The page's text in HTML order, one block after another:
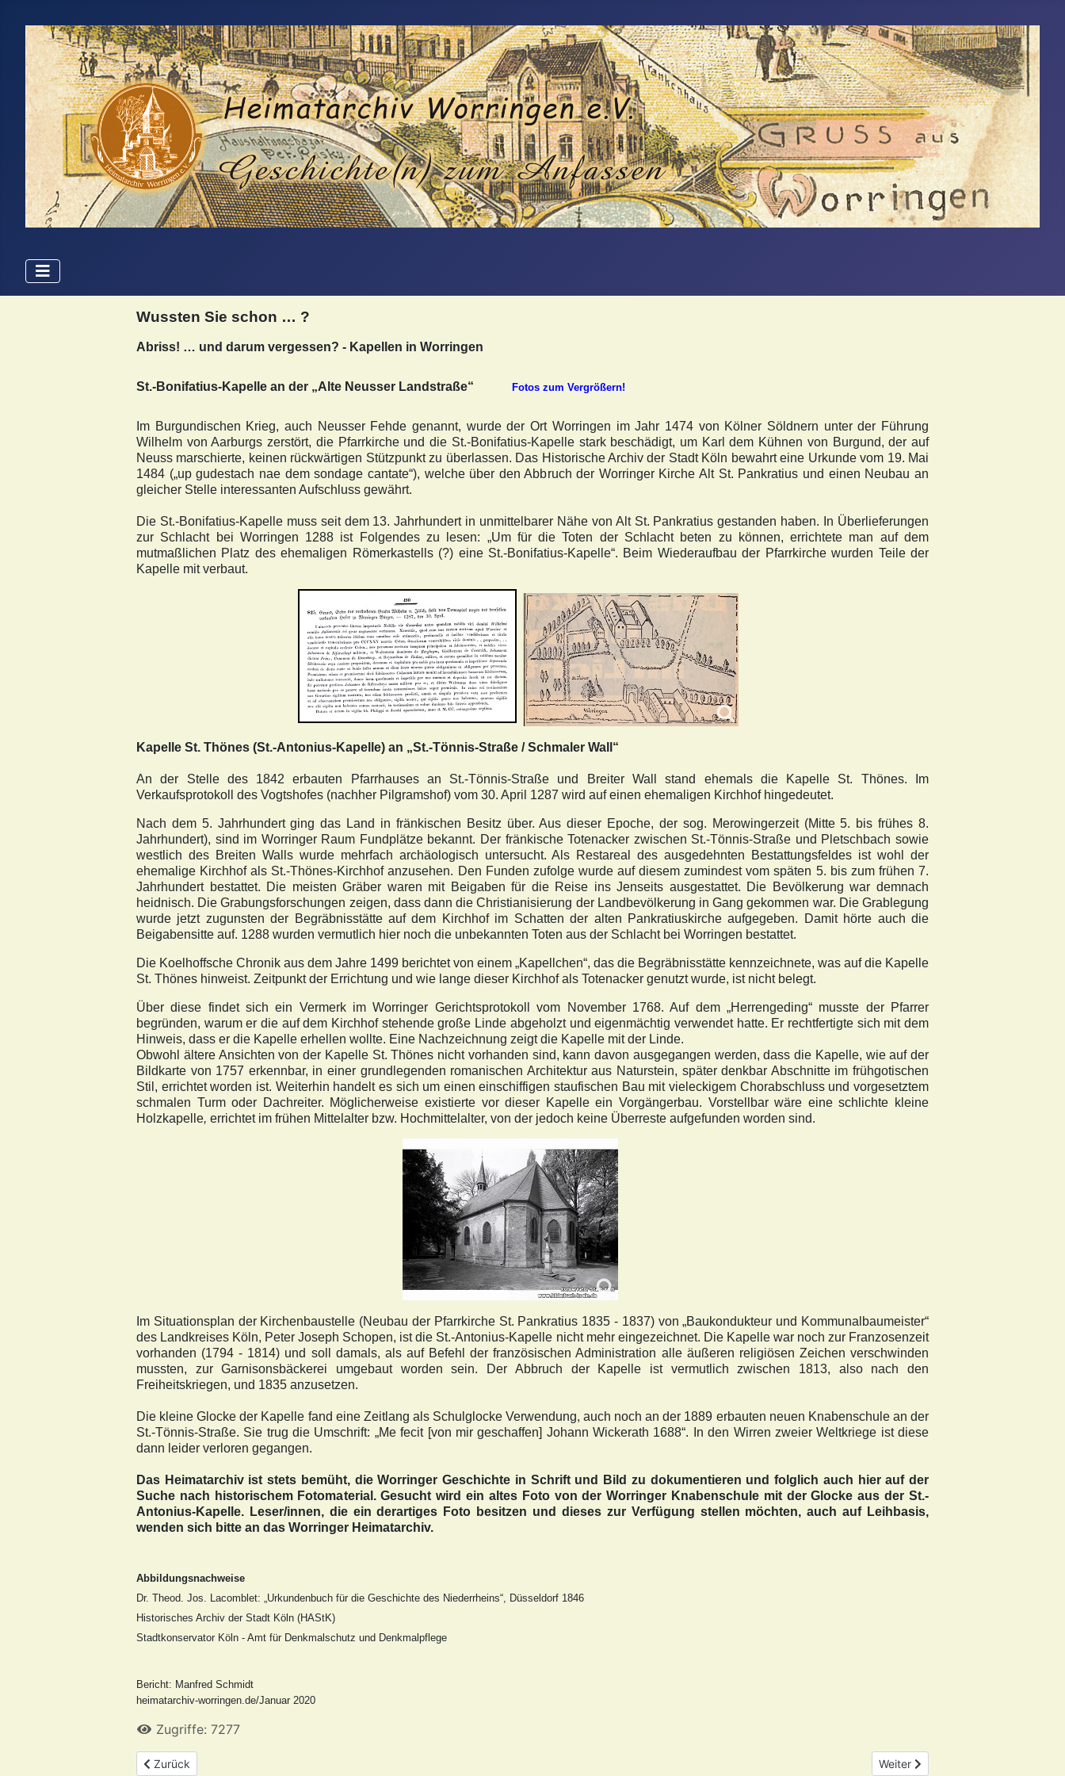
Wussten Sie schon … ?
Abriss! … und darum vergessen? - Kapellen in Worringen
St.-Bonifatius-Kapelle an der „Alte Neusser Landstraße“ Fotos zum Vergrößern!
Im Burgundischen Krieg, auch Neusser Fehde genannt, wurde der Ort Worringen im Jahr 1474 von Kölner Söldnern unter der Führung
Wilhelm von Aarburgs zerstört, die Pfarrkirche und die St.-Bonifatius-Kapelle stark beschädigt, um Karl dem Kühnen von Burgund, der auf
Neuss marschierte, keinen rückwärtigen Stützpunkt zu überlassen. Das Historische Archiv der Stadt Köln bewahrt eine Urkunde vom 19. Mai
1484 („up gudestach nae dem sondage cantate“), welche über den Abbruch der Worringer Kirche Alt St. Pankratius und einen Neubau an
gleicher Stelle interessanten Aufschluss gewährt.
Die St.-Bonifatius-Kapelle muss seit dem 13. Jahrhundert in unmittelbarer Nähe von Alt St. Pankratius gestanden haben. In Überlieferungen
zur Schlacht bei Worringen 1288 ist Folgendes zu lesen: „Um für die Toten der Schlacht beten zu können, errichtete man auf dem
mutmaßlichen Platz des ehemaligen Römerkastells (?) eine St.-Bonifatius-Kapelle“. Beim Wiederaufbau der Pfarrkirche wurden Teile der
Kapelle mit verbaut.
Kapelle St. Thönes (St.-Antonius-Kapelle) an „St.-Tönnis-Straße / Schmaler Wall“
An der Stelle des 1842 erbauten Pfarrhauses an St.-Tönnis-Straße und Breiter Wall stand ehemals die Kapelle St. Thönes. Im
Verkaufsprotokoll des Vogtshofes (nachher Pilgramshof) vom 30. April 1287 wird auf einen ehemaligen Kirchhof hingedeutet.
Nach dem 5. Jahrhundert ging das Land in fränkischen Besitz über. Aus dieser Epoche, der sog. Merowingerzeit (Mitte 5. bis frühes 8.
Jahrhundert), sind im Worringer Raum Fundplätze bekannt. Der fränkische Totenacker zwischen St.-Tönnis-Straße und Pletschbach sowie
westlich des Breiten Walls wurde mehrfach archäologisch untersucht.Als Restareal des ausgedehnten Bestattungsfeldes ist wohl der
ehemalige Kirchhof als St.-Thönes-Kirchhof anzusehen. Den Funden zufolge wurde auf diesem zumindest vom späten 5. bis zum frühen 7.
Jahrhundert bestattet. Die meisten Gräber waren mit Beigaben für die Reise ins Jenseits ausgestattet. Die Bevölkerung war demnach
heidnisch. Die Grabungsforschungen zeigen, dass dann die Christianisierung der Landbevölkerung in Gang gekommen war. Die Grablegung
wurde jetzt zugunsten der Begräbnisstätte auf dem Kirchhof im Schatten der alten Pankratiuskirche aufgegeben. Damit hörte auch die
Beigabensitte auf. 1288 wurden vermutlich hier noch die unbekannten Toten aus der Schlacht bei Worringen bestattet.
Die Koelhoffsche Chronik aus dem Jahre 1499 berichtet von einem „Kapellchen“, das die Begräbnisstätte kennzeichnete, was auf die Kapelle
St. Thönes hinweist. Zeitpunkt der Errichtung und wie lange dieser Kirchhof als Totenacker genutzt wurde, ist nicht belegt.
Über diese findet sich ein Vermerk im Worringer Gerichtsprotokoll vom November 1768. Auf dem „Herrengeding“ musste der Pfarrer
begründen, warum er die auf dem Kirchhof stehende große Linde abgeholzt und eigenmächtig verwendet hatte. Er rechtfertigte sich mit dem
Hinweis, dass er die Kapelle erhellen wollte. Eine Nachzeichnung zeigt die Kapelle mit der Linde.
Obwohl ältere Ansichten von der Kapelle St. Thönes nicht vorhanden sind, kann davon ausgegangen werden, dass die Kapelle, wie auf der
Bildkarte von 1757 erkennbar, in einer grundlegenden romanischen Architektur aus Naturstein, später denkbar Abschnitte im frühgotischen
Stil, errichtet worden ist. Weiterhin handelt es sich um einen einschiffigen staufischen Bau mit vieleckigem Chorabschluss und vorgesetztem
schmalen Turm oder Dachreiter. Möglicherweise existierte vor dieser Kapelle ein Vorgängerbau. Vorstellbar wäre eine schlichte kleine
Holzkapelle, errichtet im frühen Mittelalter bzw. Hochmittelalter, von der jedoch keine Überreste aufgefunden worden sind.
Im Situationsplan der Kirchenbaustelle (Neubau der Pfarrkirche St. Pankratius 1835 - 1837) von „Baukondukteur und Kommunalbaumeister“
des Landkreises Köln, Peter Joseph Schopen, ist die St.-Antonius-Kapelle nicht mehr eingezeichnet. Die Kapelle war noch zur Franzosenzeit
vorhanden (1794 - 1814) und soll damals, als auf Befehl der französischen Administration alle äußeren religiösen Zeichen verschwinden
mussten, zur Garnisonsbäckerei umgebaut worden sein. Der Abbruch der Kapelle ist vermutlich zwischen 1813, also nach den
Freiheitskriegen, und 1835 anzusetzen.
Die kleine Glocke der Kapelle fand eine Zeitlang als Schulglocke Verwendung, auch noch an der 1889 erbauten neuen Knabenschule an der
St.-Tönnis-Straße. Sie trug die Umschrift: „Me fecit [von mir geschaffen] Johann Wickerath 1688“. In den Wirren zweier Weltkriege ist diese
dann leider verloren gegangen.
Das Heimatarchiv ist stets bemüht, die Worringer Geschichte in Schrift und Bild zu dokumentieren und folglich auch hier auf der
Suche nach historischem Fotomaterial. Gesucht wird ein altes Foto von der Worringer Knabenschule mit der Glocke aus der St.-
Antonius-Kapelle. Leser/innen, die ein derartiges Foto besitzen und dieses zur Verfügung stellen möchten, auch auf Leihbasis,
wenden sich bitte an das Worringer Heimatarchiv.
Abbildungsnachweise
Dr. Theod. Jos. Lacomblet: „Urkundenbuch für die Geschichte des Niederrheins“, Düsseldorf 1846
Historisches Archiv der Stadt Köln (HAStK)
Stadtkonservator Köln - Amt für Denkmalschutz und Denkmalpflege
Bericht: Manfred Schmidt
heimatarchiv-worringen.de/Januar 2020
Zugriffe: 7277
Vorheriger Beitrag: Die Worringer Blutgerichtsstätte - der Galgenberg
Zurück Nächster Beitrag:
Weiter